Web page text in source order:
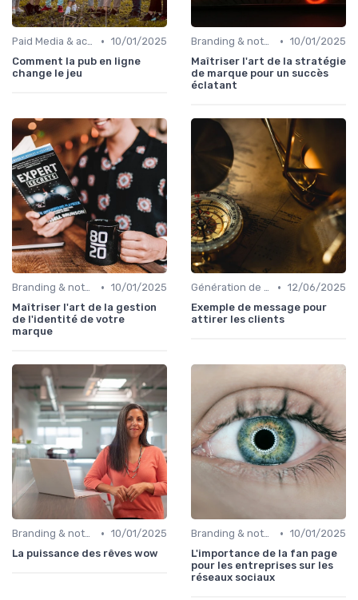
Paid Media & acquisition multicanale • 10/01/2025
Comment la pub en ligne
change le jeu
Branding & notoriété de marque • 10/01/2025
Maîtriser l'art de la stratégie
de marque pour un succès
éclatant
Branding & notoriété de marque • 10/01/2025
Maîtriser l'art de la gestion
de l'identité de votre
marque
Génération de leads B2B • 12/06/2025
Exemple de message pour
attirer les clients
Branding & notoriété de marque • 10/01/2025
La puissance des rêves wow
Branding & notoriété de marque • 10/01/2025
L'importance de la fan page
pour les entreprises sur les
réseaux sociaux